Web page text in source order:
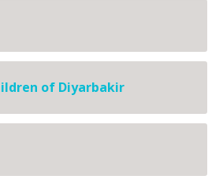
of Diyarbakir